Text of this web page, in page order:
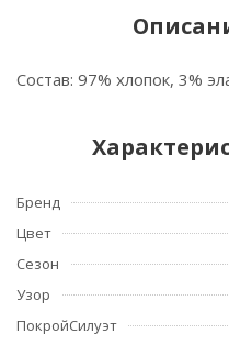
Состав: 97% хлопок, 3%
Бренд
Цвет
Сезон
Узор
ПокройСилуэт